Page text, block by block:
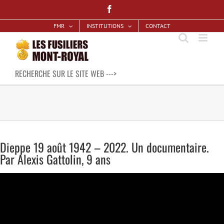
to
content
FMR INSTITUTIONS CONTACT
RECHERCHE SUR LE SITE WEB --->
Dieppe 19 août 1942 – 2022. Un documentaire.
Par Alexis Gattolin, 9 ans